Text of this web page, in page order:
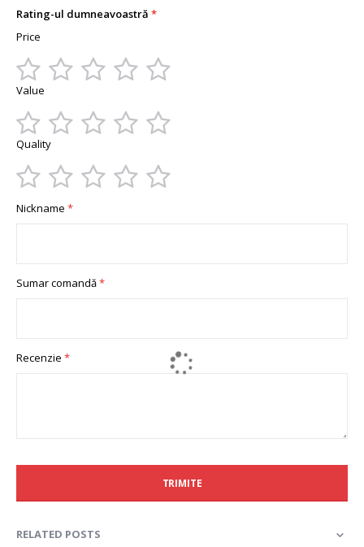
Rating-ul dumneavoastră
Price
1
2
3
4
5
Value
1
2
3
4
5
Quality
star
stars
stars
stars
stars
Nickname
Sumar comandă
Recenzie
TRIMITE
RELATED POSTS